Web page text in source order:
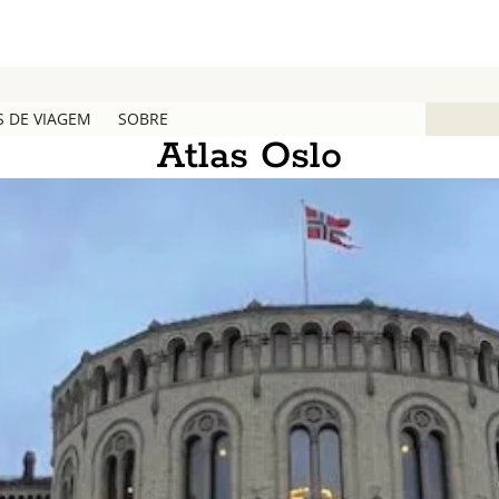
DE VIAGEM SOBRE
Atlas Oslo